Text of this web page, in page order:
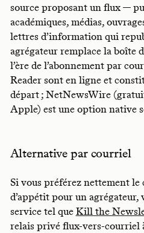
source proposant un flux —
académiques, médias,
lettres d’information qui
agrégateur remplace la boîte
l’ère de l’abonnement par
Reader sont en ligne et
départ ; NetNewsWire
Apple) est une option native
Alternative par courriel
Si vous préférez nettement le
d’appétit pour un
service tel que Kill the
relais privé flux-vers-courriel